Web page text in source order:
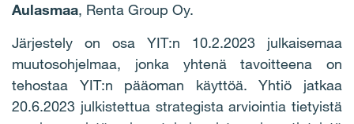
Aulasmaa, Renta Group Oy.
Järjestely on osa YIT:n 10.2.2023 julkaisemaa
muutosohjelmaa, jonka yhtenä tavoitteena on
tehostaa YIT:n pääoman käyttöä. Yhtiö jatkaa
20.6.2023 julkistettua strategista arviointia tietyistä